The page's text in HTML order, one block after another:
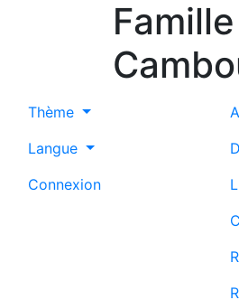
Thème
Langue
Connexion